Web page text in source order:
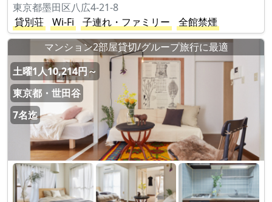
東京都墨田区八広4-21-8
貸別荘
Wi-Fi 子連れ・ファミリー
全館禁煙
マンション2部屋貸切/グループ旅行に最適
土曜1人10,214円～
東京都・世田谷
7名迄